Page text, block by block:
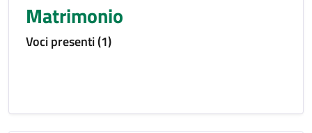
Matrimonio
Voci presenti (1)